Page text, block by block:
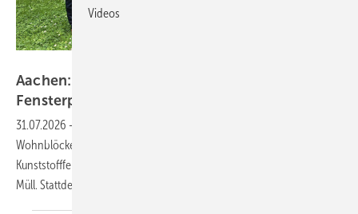
Aachen: 1.000 PVC-Altfenster werden zu neuen
Fensterprofilen
31.07.2026 -
Wohnblöcken über 1.000 alte PVC-Fenster gegen moderne
Kunststofffenster getauscht – und die Altfenster landen nicht auf dem
Müll. Stattdessen werden sie zu neuen Fensterprofilen
Videos